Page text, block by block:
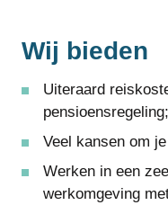
Wij bieden
Uiteraard
pensioensregeling;
Veel kansen om
Werken in een
werkomgeving